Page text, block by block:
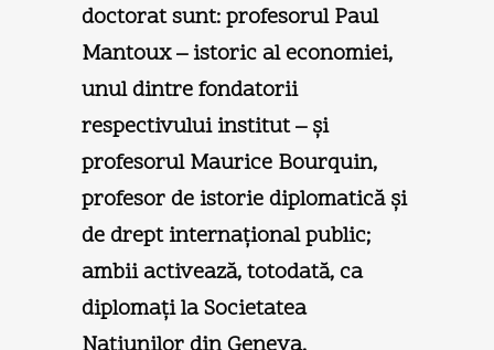
doctorat sunt: profesorul Paul
Mantoux – istoric al economiei,
unul dintre fondatorii
respectivului institut – şi
profesorul Maurice Bourquin,
profesor de istorie diplomatică şi
de drept internaţional public;
ambii activează, totodată, ca
diplomaţi la Societatea